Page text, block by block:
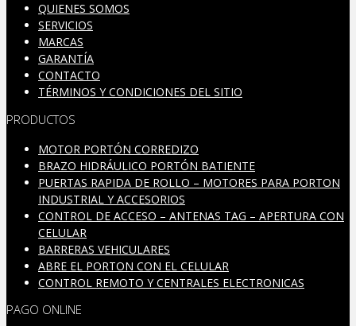
QUIENES SOMOS
SERVICIOS
MARCAS
GARANTÍA
CONTACTO
TÉRMINOS Y CONDICIONES DEL SITIO
PRODUCTOS
MOTOR PORTÓN CORREDIZO
BRAZO HIDRÁULICO PORTÓN BATIENTE
PUERTAS RAPIDA DE ROLLO – MOTORES PARA PORTON
INDUSTRIAL Y ACCESORIOS
CONTROL DE ACCESO – ANTENAS TAG – APERTURA CON
CELULAR
BARRERAS VEHICULARES
ABRE EL PORTON CON EL CELULAR
CONTROL REMOTO Y CENTRALES ELECTRONICAS
PAGO ONLINE